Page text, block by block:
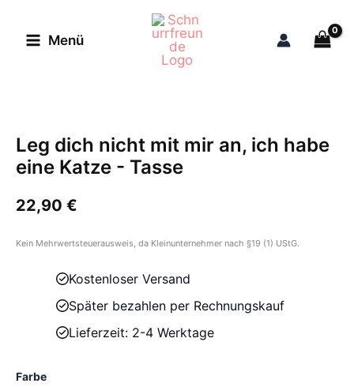
Inhalt
Menü
Leg dich nicht mit mir an, ich habe
eine Katze - Tasse
22,90 €
Kein Mehrwertsteuerausweis, da Kleinunternehmer nach §19 (1) UStG.
Kostenloser Versand
Später bezahlen per Rechnungskauf
Lieferzeit: 2-4 Werktage
Farbe